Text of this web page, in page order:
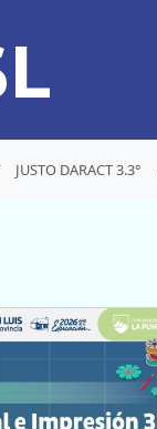
JUSTO DARACT 3.3°